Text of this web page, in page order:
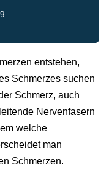
entstehen,
Schmerzes suchen
Schmerz, auch
Nervenfasern
welche
man
Schmerzen.